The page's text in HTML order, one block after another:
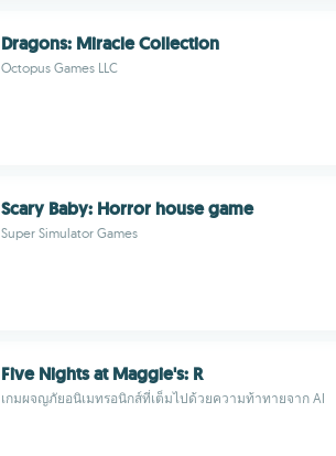
Dragons: Miracle Collection
Octopus Games LLC
Scary Baby: Horror house game
Super Simulator Games
Five Nights at Maggie's: R
เกมผจญภัยอนิเมทรอนิกส์ที่เต็มไปด้วยความท้าทายจาก AI